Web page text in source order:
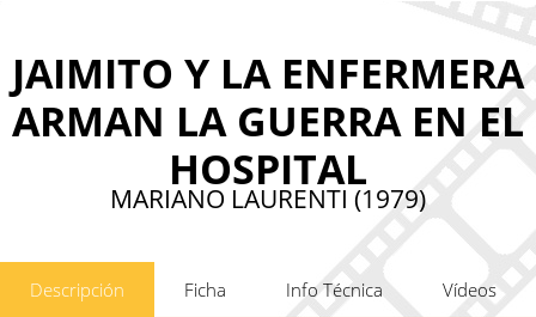
JAIMITO Y LA ENFERMERA
ARMAN LA GUERRA EN EL
HOSPITAL
MARIANO LAURENTI (1979)
Descripción Ficha Info Técnica Vídeos